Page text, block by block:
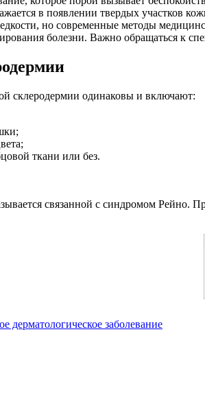
в появлении твердых участков
но современные методы
болезни. Важно обращаться к
склеродермии одинаковы и включают:
ткани или без.
связанной с синдромом Рейно.
дерматологическое заболевание